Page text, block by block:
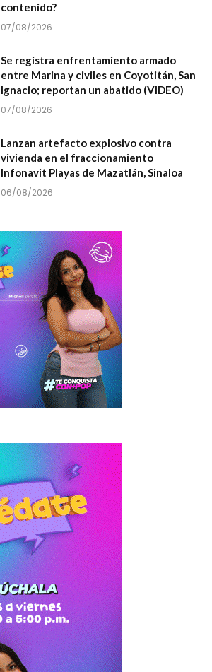
contenido?
07/08/2026
Se registra enfrentamiento armado
entre Marina y civiles en Coyotitán, San
Ignacio; reportan un abatido (VIDEO)
07/08/2026
Lanzan artefacto explosivo contra
vivienda en el fraccionamiento
Infonavit Playas de Mazatlán, Sinaloa
06/08/2026